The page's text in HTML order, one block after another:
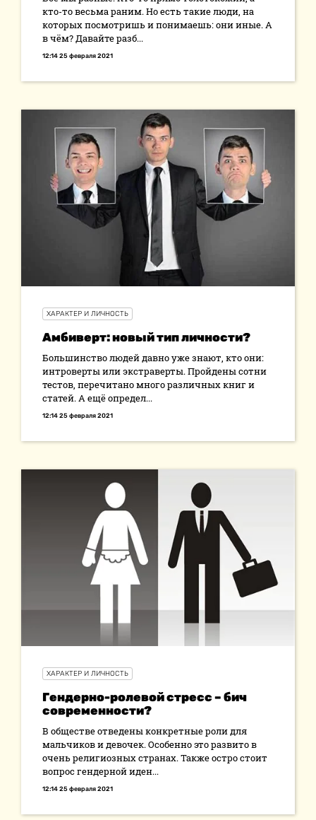
кто-то весьма раним. Но есть такие люди, на
которых посмотришь и понимаешь: они иные. А
в чём? Давайте разб...
12:14 25 февраля 2021
ХАРАКТЕР И ЛИЧНОСТЬ
Амбиверт: новый тип личности?
Большинство людей давно уже знают, кто они:
интроверты или экстраверты. Пройдены сотни
тестов, перечитано много различных книг и
статей. А ещё определ...
12:14 25 февраля 2021
ХАРАКТЕР И ЛИЧНОСТЬ
Гендерно-ролевой стресс – бич
современности?
В обществе отведены конкретные роли для
мальчиков и девочек. Особенно это развито в
очень религиозных странах. Также остро стоит
вопрос гендерной иден...
12:14 25 февраля 2021